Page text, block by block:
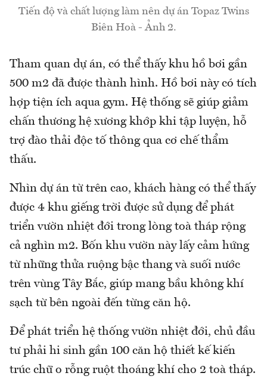
Tiến độ và chất lượng làm nên dự án Topaz Twins
Biên Hoà - Ảnh 2.
Tham quan dự án, có thể thấy khu hồ bơi gần
500 m2 đã được thành hình. Hồ bơi này có tích
hợp tiện ích aqua gym. Hệ thống sẽ giúp giảm
chấn thương hệ xương khớp khi tập luyện, hỗ
trợ đào thải độc tố thông qua cơ chế thẩm
thấu.
Nhìn dự án từ trên cao, khách hàng có thể thấy
được 4 khu giếng trời được sử dụng để phát
triển vườn nhiệt đới trong lòng toà tháp rộng
cả nghìn m2. Bốn khu vườn này lấy cảm hứng
từ những thửa ruộng bậc thang và suối nước
trên vùng Tây Bắc, giúp mang bầu không khí
sạch từ bên ngoài đến từng căn hộ.
Để phát triển hệ thống vườn nhiệt đới, chủ đầu
tư phải hi sinh gần 100 căn hộ thiết kế kiến
trúc chữ o rỗng ruột thoáng khí cho 2 toà tháp.